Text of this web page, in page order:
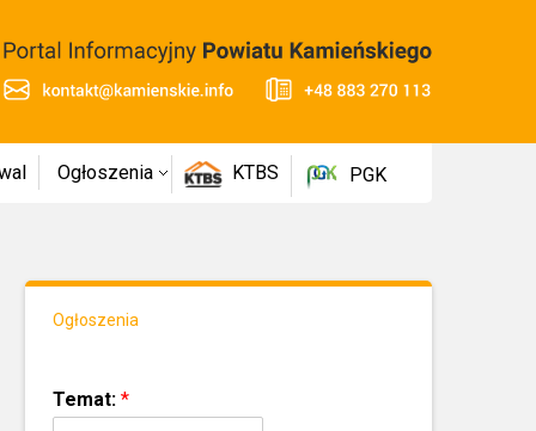
Ogłoszenia KTBS PGK
Ogłoszenia
Temat: *